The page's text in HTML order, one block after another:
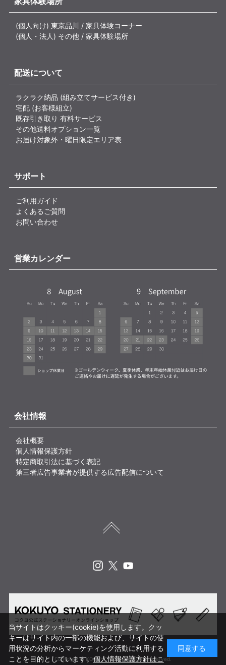
(個人向け) 東京品川 / 家具体験コーナー
(個人・法人) その他 / 家具体験場所
配送について
ラクラク納品 (組み立てサービス付き)
宅配 (お客様組立)
既存引き取り 有料サービス
その他送料オプション一覧
お届け対象外・曜日限定エリア表
サポート
ご利用ガイド
よくあるご質問
お問い合わせ
営業カレンダー
会社情報
会社概要
個人情報保護方針
特定商取引法に基づく表記
第三者広告事業者が提供する広告配信について
Copyright © KOKUYO CORP. All rights reserved.
当サイトはクッキー(cookie)を使用します。クッ
キーはサイト内の一部の機能および、サイトの使
用状況の分析からマーケティング活動に利用する
ことを目的としています。個人情報保護方針はこ
同意する